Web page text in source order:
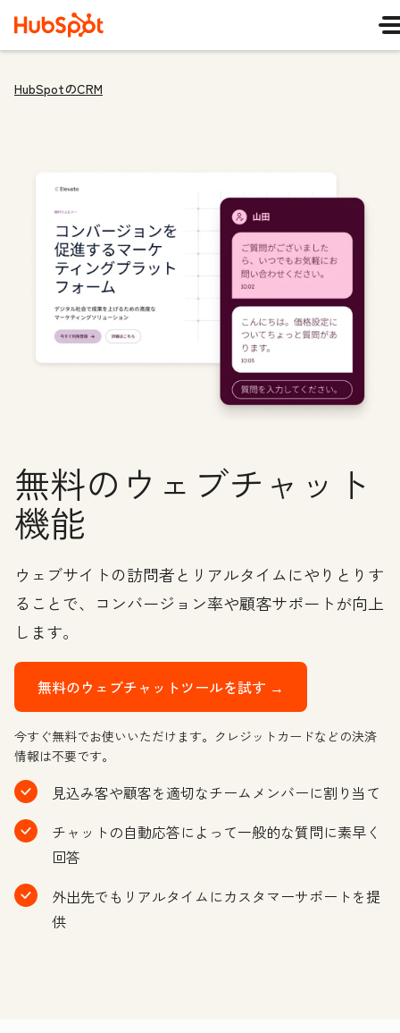
HubSpotのCRM
無料のウェブチャット
機能
ウェブサイトの訪問者とリアルタイムにやりとりす
ることで、コンバージョン率や顧客サポートが向上
します。
無料のウェブチャットツールを試す →
今すぐ無料でお使いいただけます。クレジットカードなどの決済
情報は不要です。
見込み客や顧客を適切なチームメンバーに割り当て
チャットの自動応答によって一般的な質問に素早く
回答
外出先でもリアルタイムにカスタマーサポートを提
供